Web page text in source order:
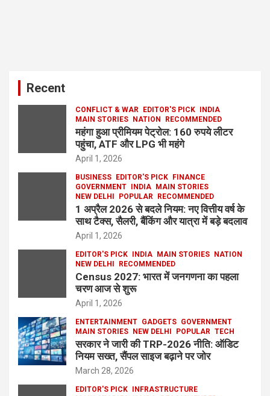
Recent
CONFLICT & WAR EDITOR'S PICK
INDIA
MAIN STORIES
NATION RECOMMENDED
महंगा हुआ प्रीमियम पेट्रोल: 160 रुपये लीटर
पहुंचा, ATF और LPG भी महंगे
April 1, 2026
BUSINESS EDITOR'S PICK
FINANCE
GOVERNMENT
INDIA
MAIN STORIES
NEW DELHI
POPULAR RECOMMENDED
1 अप्रैल 2026 से बदले नियम: नए वित्तीय वर्ष के
साथ टैक्स, सैलरी, बैंकिंग और यात्रा में बड़े बदलाव
April 1, 2026
EDITOR'S PICK INDIA MAIN STORIES
NATION
NEW DELHI
RECOMMENDED
Census 2027: भारत में जनगणना का पहला
चरण आज से शुरू
April 1, 2026
ENTERTAINMENT GADGETS GOVERNMENT
MAIN STORIES
NEW DELHI POPULAR TECH
सरकार ने जारी की TRP-2026 नीति: ऑडिट
नियम सख्त, सैंपल साइज बढ़ाने पर जोर
March 28, 2026
EDITOR'S PICK
INFRASTRUCTURE